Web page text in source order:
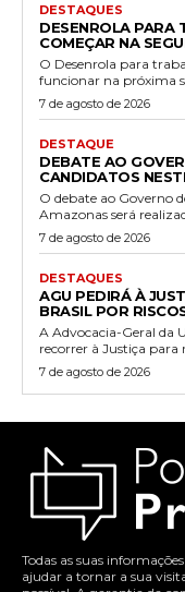
DESTAQUES
DESENROLA PARA
COMEÇAR NA
O Desenrola para
funcionar na próxima
7 de agosto de 2026
DESTAQUE
DEBATE AO
CANDIDATOS
O debate ao Governo
Amazonas será
7 de agosto de 2026
DESTAQUES
AGU PEDIRÁ À
BRASIL POR
A Advocacia-Geral da
recorrer à Justiça para
7 de agosto de 2026
Todas as suas
ajudar a tornar a sua